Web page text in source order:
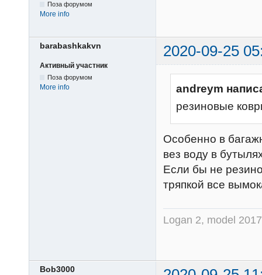
Поза форумом
More info
barabashkakvn 2020-09-25
Активный участник
Поза форумом
More info
andreym
резиновые
Особенно в
вез воду в
Если бы не
тряпкой все
Logan 2, model
Bob3000